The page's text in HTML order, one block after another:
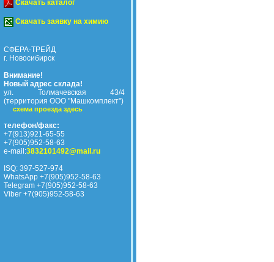
Скачать каталог
Скачать заявку на химию
СФЕРА-ТРЕЙД
г. Новосибирск
Внимание!
Новый адрес склада!
ул. Толмачевская 43/4
(территория ООО "Машкомплект")
схема проезда здесь
телефон/факс:
+7(913)921-65-55
+7(905)952-58-63
e-mail:3832101492@mail.ru
ISQ: 397-527-974
WhatsApp +7(905)952-58-63
Telegram +7(905)952-58-63
Viber +7(905)952-58-63